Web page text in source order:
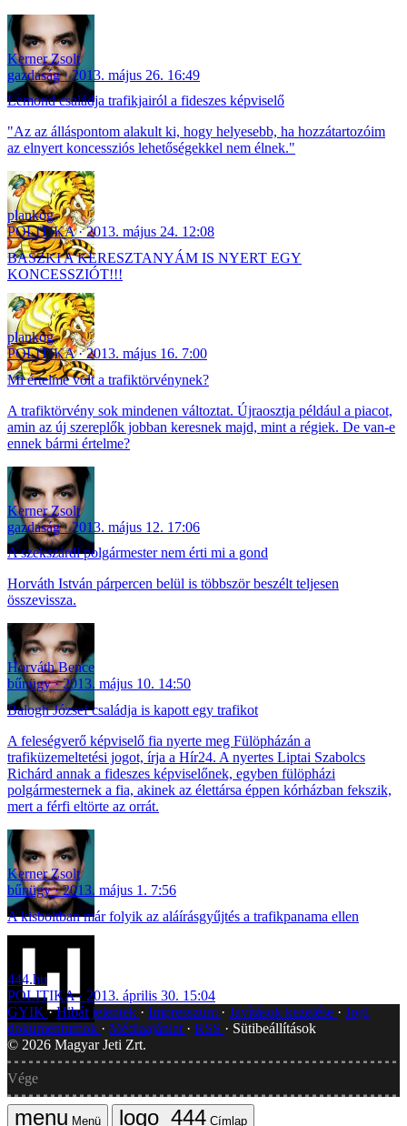
Kerner Zsolt
gazdaság
2013. május 26. 16:49
Lemond családja trafikjairól a fideszes képviselő
"Az az álláspontom alakult ki, hogy helyesebb, ha hozzátartozóim
az elnyert koncessziós lehetőségekkel nem élnek."
plankog
POLITIKA
2013. május 24. 12:08
BASZKI A KERESZTANYÁM IS NYERT EGY
KONCESSZIÓT!!!
plankog
POLITIKA
2013. május 16. 7:00
Mi értelme volt a trafiktörvénynek?
A trafiktörvény sok mindenen változtat. Újraosztja például a piacot,
amin az új szereplők jobban keresnek majd, mint a régiek. De van-e
ennek bármi értelme?
Kerner Zsolt
gazdaság
2013. május 12. 17:06
A szekszárdi polgármester nem érti mi a gond
Horváth István párpercen belül is többször beszélt teljesen
összevissza.
Horváth Bence
bűnügy
2013. május 10. 14:50
Balogh József családja is kapott egy trafikot
A feleségverő képviselő fia nyerte meg Fülöpházán a
trafiküzemeltetési jogot, írja a Hír24. A nyertes Liptai Szabolcs
Richárd annak a fideszes képviselőnek, egyben fülöpházi
polgármesternek a fia, akinek az élettársa éppen kórházban fekszik,
mert a férfi eltörte az orrát.
Kerner Zsolt
bűnügy
2013. május 1. 7:56
A kisboltban már folyik az aláírásgyűjtés a trafikpanama ellen
444.hu
POLITIKA
2013. április 30. 15:04
GYIK Hibát jelentek Impresszum Javítások kezelése
Jogi
dokumentumok
Médiaajánlat RSS
Sütibeállítások
© 2026 Magyar Jeti Zrt.
Vége
Menü Címlap